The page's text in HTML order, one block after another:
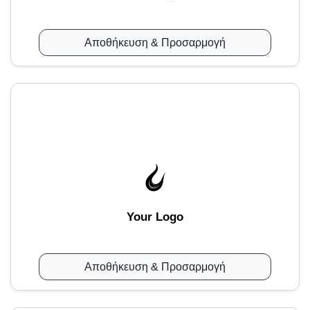
Αποθήκευση & Προσαρμογή
Your Logo
Αποθήκευση & Προσαρμογή